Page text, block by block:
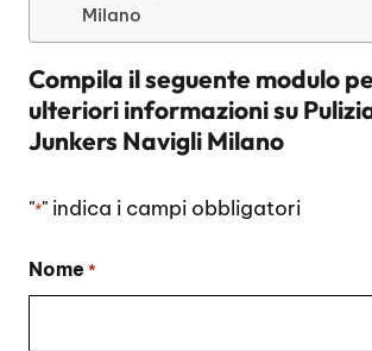
Milano
Compila il seguente modulo
ulteriori informazioni su
Junkers Navigli Milano
"*" indica i campi obbligatori
Nome *